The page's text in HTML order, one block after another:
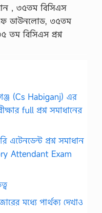
, ৩৫তম বিসিএস
ডাউনলোড, ৩৫তম
তম বিসিএস প্রশ্ন
(Cs Habiganj) এর
full প্রশ্ন সমাধানের
এটেনডেন্ট প্রশ্ন সমাধান
Attendant Exam
মধ্যে পার্থক্য দেখাও